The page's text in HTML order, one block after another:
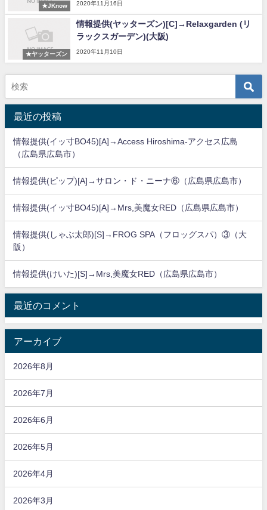
★JKnow 2020年11月16日
★ヤッターズン
情報提供(ヤッターズン)[C]→Relaxgarden (リ
ラックスガーデン)(大阪)
2020年11月10日
最近の投稿
情報提供(イッ寸BO45)[A]→Access Hiroshima-アクセス広島
（広島県広島市）
情報提供(ピップ)[A]→サロン・ド・ニーナ⑥（広島県広島市）
情報提供(イッ寸BO45)[A]→Mrs,美魔女RED（広島県広島市）
情報提供(しゃぶ太郎)[S]→FROG SPA（フロッグスパ）③（大
阪）
情報提供(けいた)[S]→Mrs,美魔女RED（広島県広島市）
最近のコメント
アーカイブ
2026年8月
2026年7月
2026年6月
2026年5月
2026年4月
2026年3月